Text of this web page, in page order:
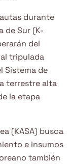
durante
de Sur (K-
del
tripulada
Sistema de
terrestre alta
la etapa
(KASA) busca
e insumos
también